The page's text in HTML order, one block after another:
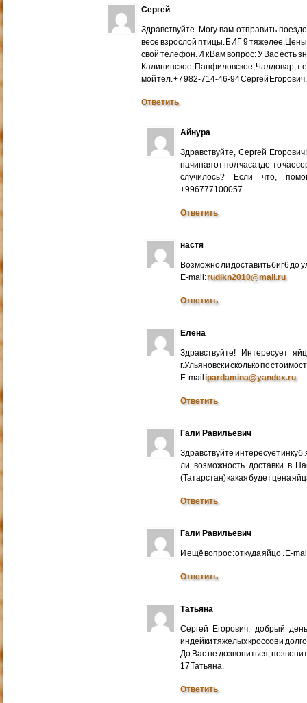
Сергей
Здравствуйте. Могу вам отправить
весе взрослой птицы. БИГ 9
свой телефон. И к Вам вопрос: У Вас есть
Калининское, Панфиловское, Чалдовар,
мой тел. +7 982-714-46-94 Сергей Егорович.
Ответить
Айнура
Здравствуйте, Сергей
начиная от пол часа где-то час
случилось? Если что,
+996777100057.
Ответить
настя
Возможно ли доставить биг 6 до
E-mail:rudikn2010@mail.ru
Ответить
Елена
Здравствуйте! Интересует
г.Ульяновск и сколько по
E-mailipardamina@yandex.ru
Ответить
Гали Равильевич
Здравствуйте интересует
ли возможность доставки в
(Татарстан) какая будет цена
Ответить
Гали Равильевич
И ещё вопрос : откуда яйцо . E-
Ответить
Татьяна
Сергей Егорович, добрый
индейки тяжелых кроссов и
До Вас не дозвониться,
17 Татьяна.
Ответить